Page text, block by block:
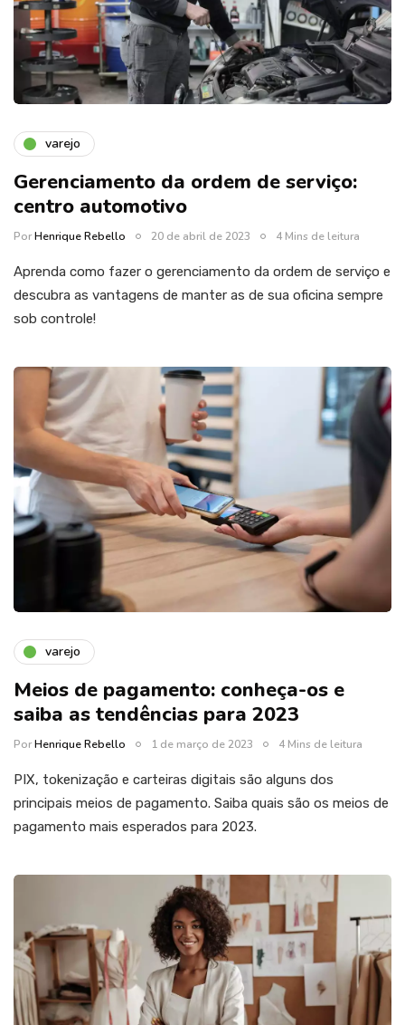
varejo
Gerenciamento da ordem de serviço:
centro automotivo
PorHenrique Rebello 20 de abril de 2023 4 Mins de leitura
Aprenda como fazer o gerenciamento da ordem de serviço e
descubra as vantagens de manter as de sua oficina sempre
sob controle!
varejo
Meios de pagamento: conheça-os e
saiba as tendências para 2023
PorHenrique Rebello 1 de março de 2023 4 Mins de leitura
PIX, tokenização e carteiras digitais são alguns dos
principais meios de pagamento. Saiba quais são os meios de
pagamento mais esperados para 2023.